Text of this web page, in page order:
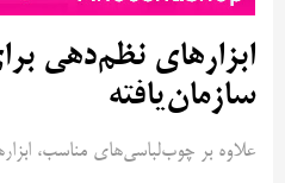
ابزارهای نظم‌دهی
سازمان‌یافته
علاوه بر چوب‌لباسی‌های مناسب،